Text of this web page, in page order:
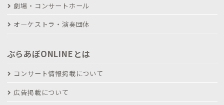
劇場・コンサートホール
オーケストラ・演奏団体
ぶらあぼONLINEとは
コンサート情報掲載について
広告掲載について